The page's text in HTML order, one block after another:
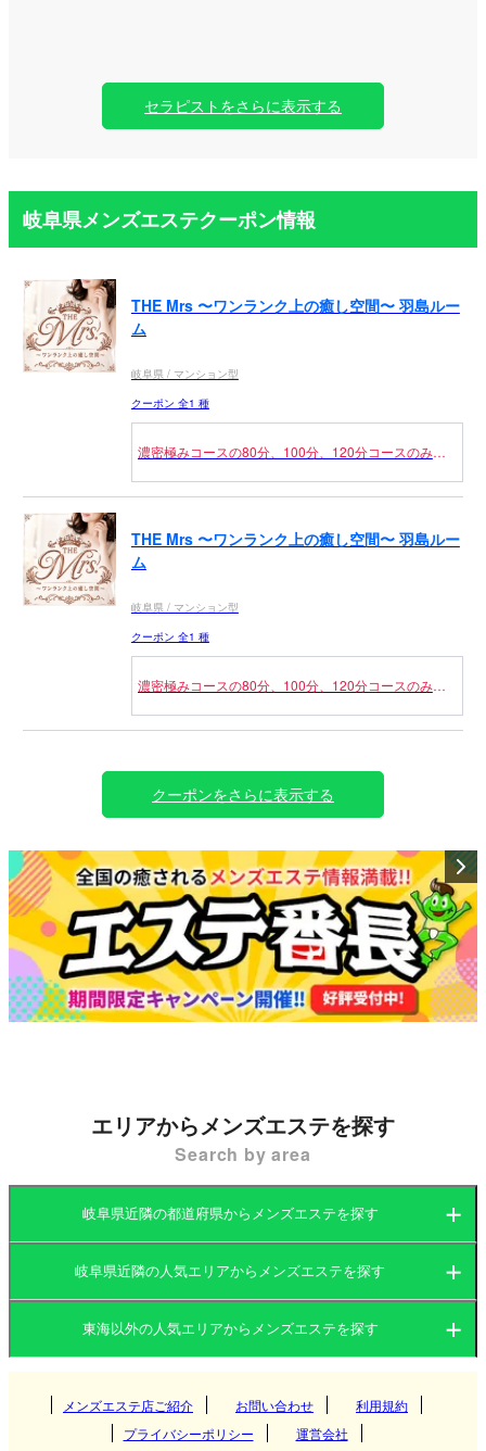
セラピストをさらに表示する
岐阜県メンズエステクーポン情報
THE Mrs 〜ワンランク上の癒し空間〜 羽島ルー
ム
岐阜県 / マンション型
クーポン 全1 種
濃密極みコースの80分、100分、120分コースのみと
（併用不可）
割】とお伝えください。
THE Mrs 〜ワンランク上の癒し空間〜 羽島ルー
ム
岐阜県 / マンション型
クーポン 全1 種
濃密極みコースの80分、100分、120分コースのみに
（併用不可） 申告制のクーポンになりますのでご利
前日の23：59分までのご予約にご利用ください。
クーポンをさらに表示する
エリアからメンズエステを探す
Search by area
岐阜県近隣の都道府県からメンズエステを探す
愛知県 岐阜県
三重県 静岡県
岐阜県近隣の人気エリアからメンズエステを探す
名古屋 岐阜県
東海以外の人気エリアからメンズエステを探す
関東
メンズエステ店ご紹介 お問い合わせ
利用規約
プライバシーポリシー
運営会社